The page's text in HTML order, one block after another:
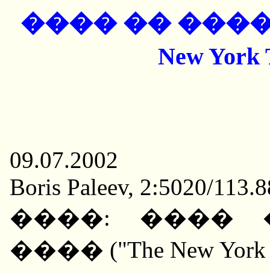
���� ��
New
09.07.2002
Boris Paleev, 2:5020/
����: ����
���� ("The New